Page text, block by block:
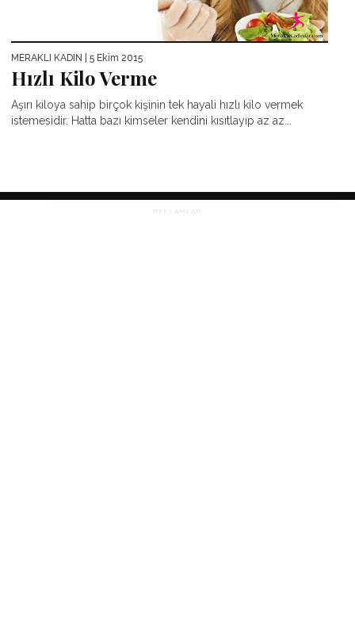
MERAKLI KADIN | 5 Ekim 2015
Hızlı Kilo Verme
Aşırı kiloya sahip birçok kişinin tek hayali hızlı kilo vermek
istemesidir. Hatta bazı kimseler kendini kısıtlayıp az az...
REKLAMLAR